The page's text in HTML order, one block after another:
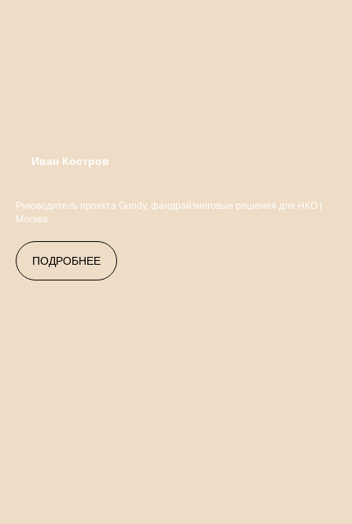
Иван Костров
Руководитель проекта Goody, фандрайзинговые решения для НКО |
Москва
ПОДРОБНЕЕ